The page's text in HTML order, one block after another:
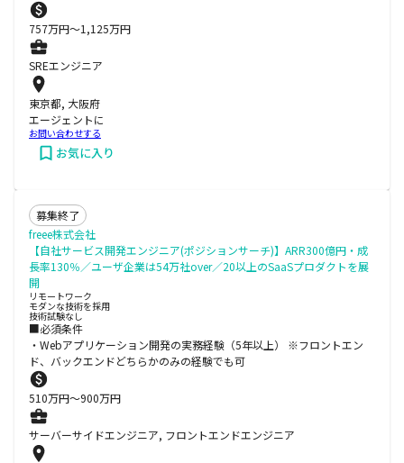
757万円〜1,125万円
SREエンジニア
東京都, 大阪府
エージェントに
お問い合わせする
お気に入り
募集終了
freee株式会社
【自社サービス開発エンジニア(ポジションサーチ)】ARR300億円・成
長率130％／ユーザ企業は54万社over／20以上のSaaSプロダクトを展
開
リモートワーク
モダンな技術を採用
技術試験なし
■必須条件
・Webアプリケーション開発の実務経験（5年以上） ※フロントエン
ド、バックエンドどちらかのみの経験でも可
510万円〜900万円
サーバーサイドエンジニア, フロントエンドエンジニア